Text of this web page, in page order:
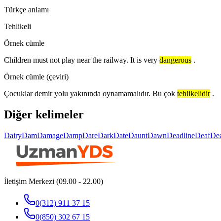
Türkçe anlamı
Tehlikeli
Örnek cümle
Children must not play near the railway. It is very dangerous .
Örnek cümle (çeviri)
Çocuklar demir yolu yakınında oynamamalıdır. Bu çok tehlikelidir .
Diğer kelimeler
DairyDamDamageDampDareDarkDateDauntDawnDeadlineDeaf
İletişim Merkezi (09.00 - 22.00)
0(312) 911 37 15
0(850) 302 67 15